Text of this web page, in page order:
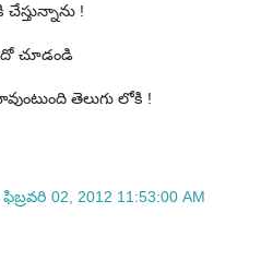
చేస్తున్నాను !
చూడండి
తెలుగు లోకి !
02, 2012 11:53:00 AM